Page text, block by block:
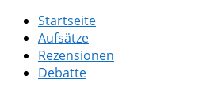
Startseite
Aufsätze
Rezensionen
Debatte